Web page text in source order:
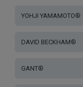
YOHJI YAMAMOTO®
DAVID BECKHAM®
GANT®